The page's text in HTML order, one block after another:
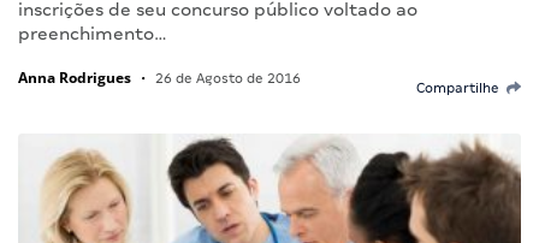
inscrições de seu concurso público voltado ao
preenchimento…
Anna Rodrigues • 26 de Agosto de 2016
Compartilhe